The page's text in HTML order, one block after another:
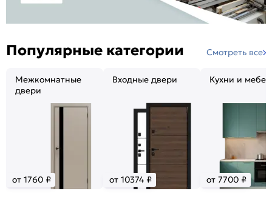
Популярные категории Смотреть все
Межкомнатные
двери
от 1760 ₽
Входные двери
от 10374 ₽
Кухни и
от 7700 ₽